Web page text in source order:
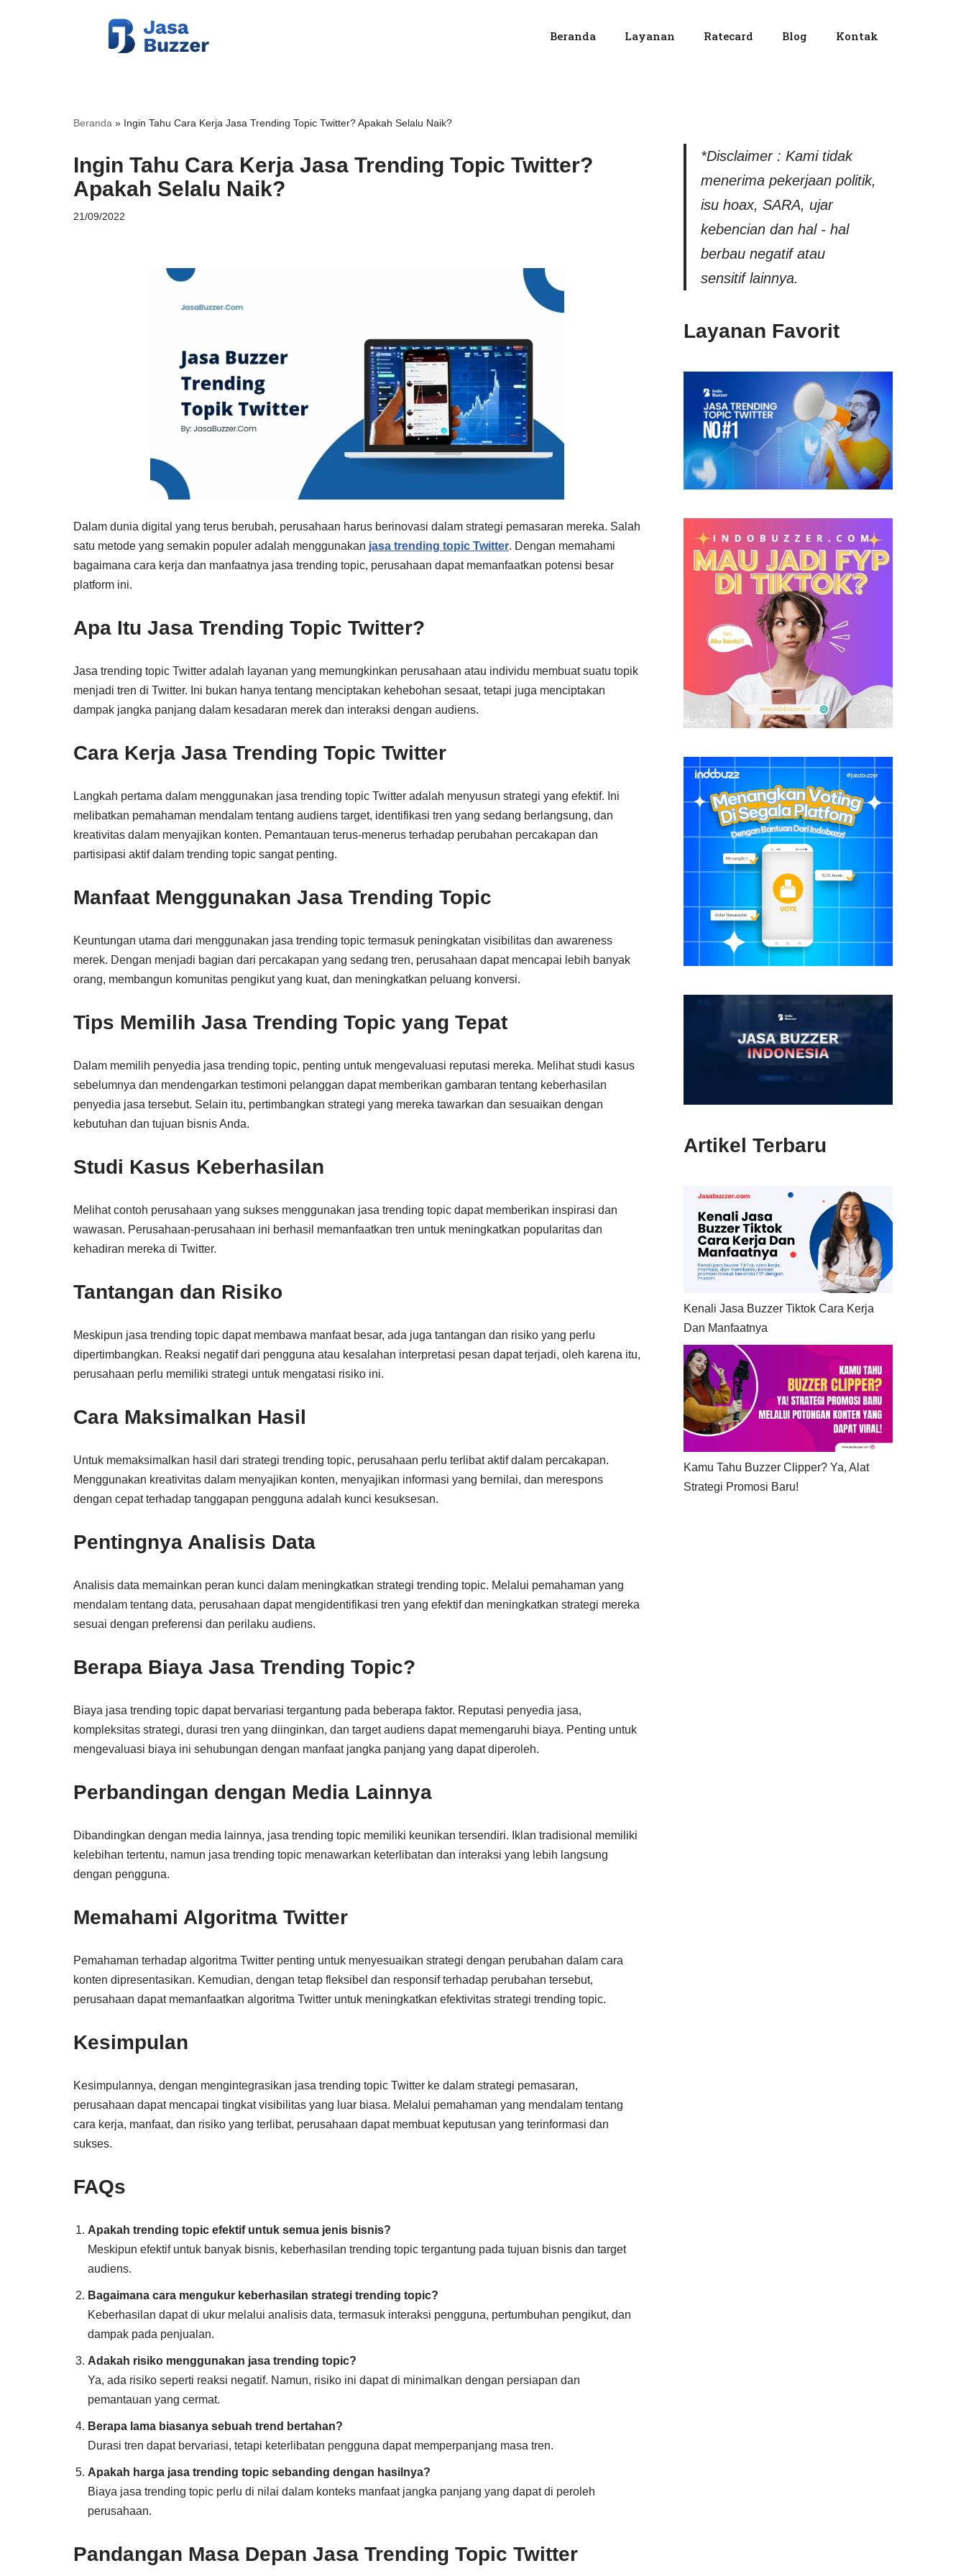
Beranda Layanan Ratecard Blog Kontak
Beranda » Ingin Tahu Cara Kerja Jasa Trending Topic Twitter? Apakah Selalu Naik?
Ingin Tahu Cara Kerja Jasa Trending Topic Twitter?
Apakah Selalu Naik?
21/09/2022
Dalam dunia digital yang terus berubah, perusahaan harus berinovasi dalam strategi pemasaran mereka. Salah
satu metode yang semakin populer adalah menggunakan jasa trending topic Twitter. Dengan memahami
bagaimana cara kerja dan manfaatnya jasa trending topic, perusahaan dapat memanfaatkan potensi besar
platform ini.
Apa Itu Jasa Trending Topic Twitter?
Jasa trending topic Twitter adalah layanan yang memungkinkan perusahaan atau individu membuat suatu topik
menjadi tren di Twitter. Ini bukan hanya tentang menciptakan kehebohan sesaat, tetapi juga menciptakan
dampak jangka panjang dalam kesadaran merek dan interaksi dengan audiens.
Cara Kerja Jasa Trending Topic Twitter
Langkah pertama dalam menggunakan jasa trending topic Twitter adalah menyusun strategi yang efektif. Ini
melibatkan pemahaman mendalam tentang audiens target, identifikasi tren yang sedang berlangsung, dan
kreativitas dalam menyajikan konten. Pemantauan terus-menerus terhadap perubahan percakapan dan
partisipasi aktif dalam trending topic sangat penting.
Manfaat Menggunakan Jasa Trending Topic
Keuntungan utama dari menggunakan jasa trending topic termasuk peningkatan visibilitas dan awareness
merek. Dengan menjadi bagian dari percakapan yang sedang tren, perusahaan dapat mencapai lebih banyak
orang, membangun komunitas pengikut yang kuat, dan meningkatkan peluang konversi.
Tips Memilih Jasa Trending Topic yang Tepat
Dalam memilih penyedia jasa trending topic, penting untuk mengevaluasi reputasi mereka. Melihat studi kasus
sebelumnya dan mendengarkan testimoni pelanggan dapat memberikan gambaran tentang keberhasilan
penyedia jasa tersebut. Selain itu, pertimbangkan strategi yang mereka tawarkan dan sesuaikan dengan
kebutuhan dan tujuan bisnis Anda.
Studi Kasus Keberhasilan
Melihat contoh perusahaan yang sukses menggunakan jasa trending topic dapat memberikan inspirasi dan
wawasan. Perusahaan-perusahaan ini berhasil memanfaatkan tren untuk meningkatkan popularitas dan
kehadiran mereka di Twitter.
Tantangan dan Risiko
Meskipun jasa trending topic dapat membawa manfaat besar, ada juga tantangan dan risiko yang perlu
dipertimbangkan. Reaksi negatif dari pengguna atau kesalahan interpretasi pesan dapat terjadi, oleh karena itu,
perusahaan perlu memiliki strategi untuk mengatasi risiko ini.
Cara Maksimalkan Hasil
Untuk memaksimalkan hasil dari strategi trending topic, perusahaan perlu terlibat aktif dalam percakapan.
Menggunakan kreativitas dalam menyajikan konten, menyajikan informasi yang bernilai, dan merespons
dengan cepat terhadap tanggapan pengguna adalah kunci kesuksesan.
Pentingnya Analisis Data
Analisis data memainkan peran kunci dalam meningkatkan strategi trending topic. Melalui pemahaman yang
mendalam tentang data, perusahaan dapat mengidentifikasi tren yang efektif dan meningkatkan strategi mereka
sesuai dengan preferensi dan perilaku audiens.
Berapa Biaya Jasa Trending Topic?
Biaya jasa trending topic dapat bervariasi tergantung pada beberapa faktor. Reputasi penyedia jasa,
kompleksitas strategi, durasi tren yang diinginkan, dan target audiens dapat memengaruhi biaya. Penting untuk
mengevaluasi biaya ini sehubungan dengan manfaat jangka panjang yang dapat diperoleh.
Perbandingan dengan Media Lainnya
Dibandingkan dengan media lainnya, jasa trending topic memiliki keunikan tersendiri. Iklan tradisional memiliki
kelebihan tertentu, namun jasa trending topic menawarkan keterlibatan dan interaksi yang lebih langsung
dengan pengguna.
Memahami Algoritma Twitter
Pemahaman terhadap algoritma Twitter penting untuk menyesuaikan strategi dengan perubahan dalam cara
konten dipresentasikan. Kemudian, dengan tetap fleksibel dan responsif terhadap perubahan tersebut,
perusahaan dapat memanfaatkan algoritma Twitter untuk meningkatkan efektivitas strategi trending topic.
Kesimpulan
Kesimpulannya, dengan mengintegrasikan jasa trending topic Twitter ke dalam strategi pemasaran,
perusahaan dapat mencapai tingkat visibilitas yang luar biasa. Melalui pemahaman yang mendalam tentang
cara kerja, manfaat, dan risiko yang terlibat, perusahaan dapat membuat keputusan yang terinformasi dan
sukses.
FAQs
Apakah trending topic efektif untuk semua jenis bisnis?
Meskipun efektif untuk banyak bisnis, keberhasilan trending topic tergantung pada tujuan bisnis dan target
audiens.
Bagaimana cara mengukur keberhasilan strategi trending topic?
Keberhasilan dapat di ukur melalui analisis data, termasuk interaksi pengguna, pertumbuhan pengikut, dan
dampak pada penjualan.
Adakah risiko menggunakan jasa trending topic?
Ya, ada risiko seperti reaksi negatif. Namun, risiko ini dapat di minimalkan dengan persiapan dan
pemantauan yang cermat.
Berapa lama biasanya sebuah trend bertahan?
Durasi tren dapat bervariasi, tetapi keterlibatan pengguna dapat memperpanjang masa tren.
Apakah harga jasa trending topic sebanding dengan hasilnya?
Biaya jasa trending topic perlu di nilai dalam konteks manfaat jangka panjang yang dapat di peroleh
perusahaan.
Pandangan Masa Depan Jasa Trending Topic Twitter
*Disclaimer : Kami tidak
menerima pekerjaan politik,
isu hoax, SARA, ujar
kebencian dan hal - hal
berbau negatif atau
sensitif lainnya.
Layanan Favorit
Artikel Terbaru
Kenali Jasa Buzzer Tiktok Cara Kerja
Dan Manfaatnya
Kamu Tahu Buzzer Clipper? Ya, Alat
Strategi Promosi Baru!